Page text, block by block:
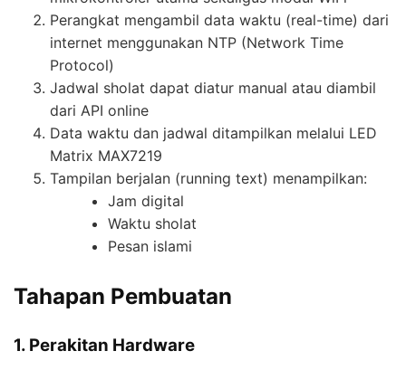
Perangkat mengambil data waktu (real-time) dari
internet menggunakan NTP (Network Time
Protocol)
Jadwal sholat dapat diatur manual atau diambil
dari API online
Data waktu dan jadwal ditampilkan melalui LED
Matrix MAX7219
Tampilan berjalan (running text) menampilkan:
Jam digital
Waktu sholat
Pesan islami
Tahapan Pembuatan
1. Perakitan Hardware